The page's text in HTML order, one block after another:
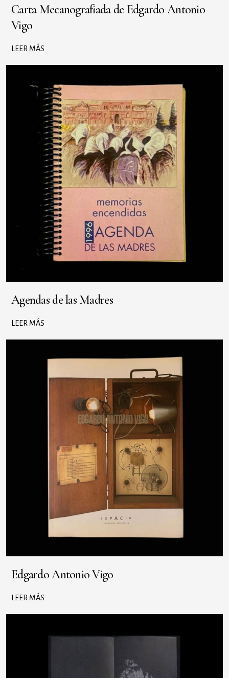
Carta Mecanografiada de Edgardo Antonio
Vigo
LEER MÁS
Agendas de las Madres
LEER MÁS
Edgardo Antonio Vigo
LEER MÁS